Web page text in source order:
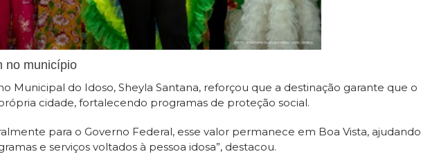
no município
Municipal do Idoso, Sheyla Santana, reforçou que a destinação garante que o
cidade, fortalecendo programas de proteção social.
para o Governo Federal, esse valor permanece em Boa Vista, ajudando
e serviços voltados à pessoa idosa”, destacou.